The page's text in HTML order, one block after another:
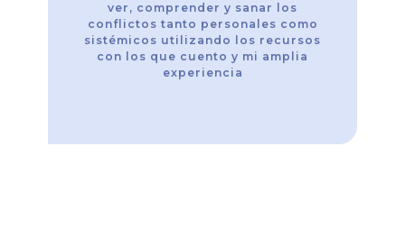
ver, comprender y sanar los
conflictos tanto personales como
sistémicos utilizando los recursos
con los que cuento y mi amplia
experiencia